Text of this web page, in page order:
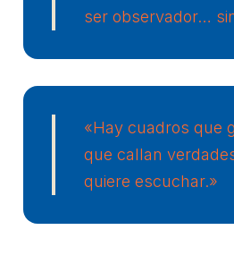
ser observador…
«Hay cuadros que
que callan
quiere escuchar.»